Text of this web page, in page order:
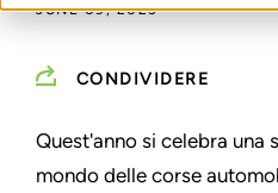
JUNE 09, 2023
CONDIVIDERE
Quest'anno si celebra una
mondo delle corse